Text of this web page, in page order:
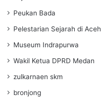
Peukan Bada
Pelestarian Sejarah di Aceh
Museum Indrapurwa
Wakil Ketua DPRD Medan
zulkarnaen skm
bronjong